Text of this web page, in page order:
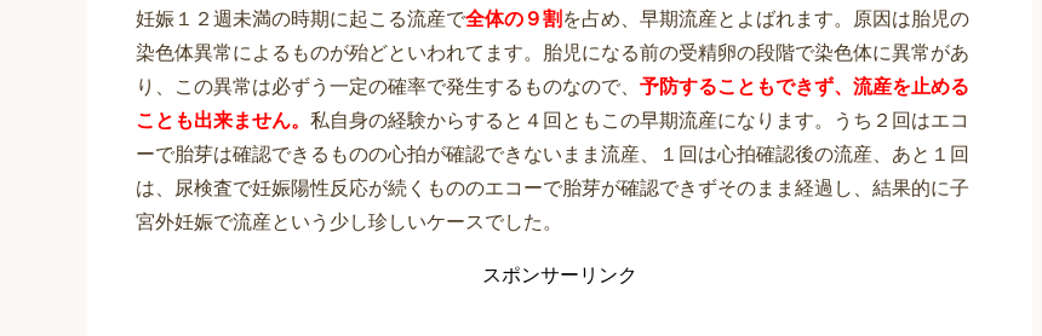
妊娠１２週未満の時期に起こる流産で全体の９割 を占め、早期流産とよばれます。原因は胎児の
染色体異常によるものが殆どといわれてます。胎児になる前の受精卵の段階で染色体に異常があ
り、この異常は必ずう一定の確率で発生するものなので、 予防することもできず、流産を止める
ことも出来ません。 私自身の経験からすると４回ともこの早期流産になります。うち２回はエコ
ーで胎芽は確認できるものの心拍が確認できないまま流産、１回は心拍確認後の流産、あと１回
は、尿検査で妊娠陽性反応が続くもののエコーで胎芽が確認できずそのまま経過し、結果的に子
宮外妊娠で流産という少し珍しいケースでした。
スポンサーリンク